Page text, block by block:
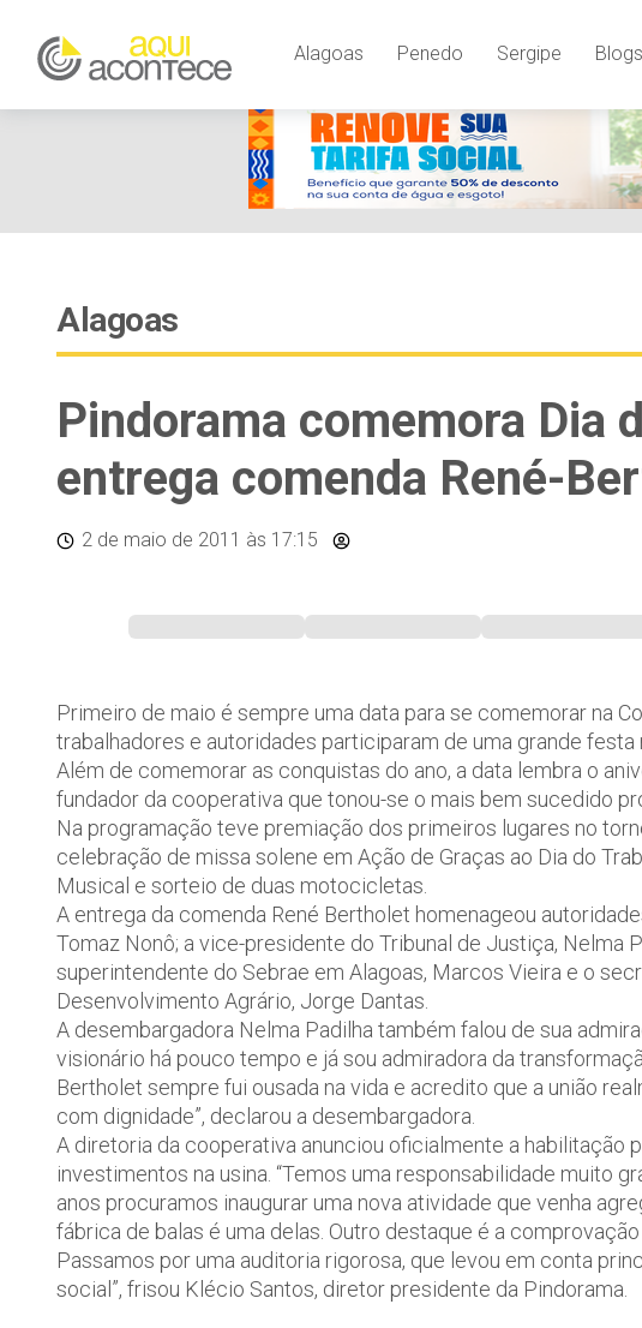
Alagoas Penedo Sergipe Blogs
Alagoas
Pindorama comemora Dia
entrega comenda René-
2 de maio de 2011 às 17:15
Primeiro de maio é sempre uma data para se comemorar na
trabalhadores e autoridades participaram de uma grande
Além de comemorar as conquistas do ano, a data lembra o
fundador da cooperativa que tonou-se o mais bem sucedido
Na programação teve premiação dos primeiros lugares no
celebração de missa solene em Ação de Graças ao Dia do
Musical e sorteio de duas motocicletas.
A entrega da comenda René Bertholet homenageou
Tomaz Nonô; a vice-presidente do Tribunal de Justiça, Nelma
superintendente do Sebrae em Alagoas, Marcos Vieira e o
Desenvolvimento Agrário, Jorge Dantas.
A desembargadora Nelma Padilha também falou de sua
visionário há pouco tempo e já sou admiradora da
Bertholet sempre fui ousada na vida e acredito que a união
com dignidade”, declarou a desembargadora.
A diretoria da cooperativa anunciou oficialmente a habilitação
investimentos na usina. “Temos uma responsabilidade muito
anos procuramos inaugurar uma nova atividade que venha
fábrica de balas é uma delas. Outro destaque é a
Passamos por uma auditoria rigorosa, que levou em conta
social”, frisou Klécio Santos, diretor presidente da Pindorama.